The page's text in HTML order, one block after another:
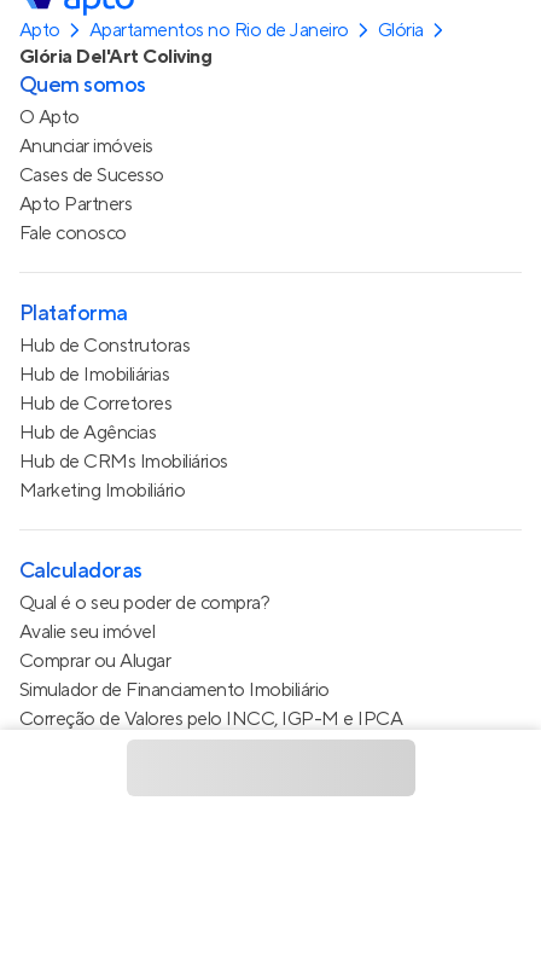
Apto Apartamentos no Rio de Janeiro
Glória
Glória Del'Art Coliving
Quem somos
O Apto
Anunciar imóveis
Cases de Sucesso
Apto Partners
Fale conosco
Plataforma
Hub de Construtoras
Hub de Imobiliárias
Hub de Corretores
Hub de Agências
Hub de CRMs Imobiliários
Marketing Imobiliário
Calculadoras
Qual é o seu poder de compra?
Avalie seu imóvel
Comprar ou Alugar
Simulador de Financiamento Imobiliário
Correção de Valores pelo INCC, IGP-M e IPCA
Estimativa de valor do condomínio